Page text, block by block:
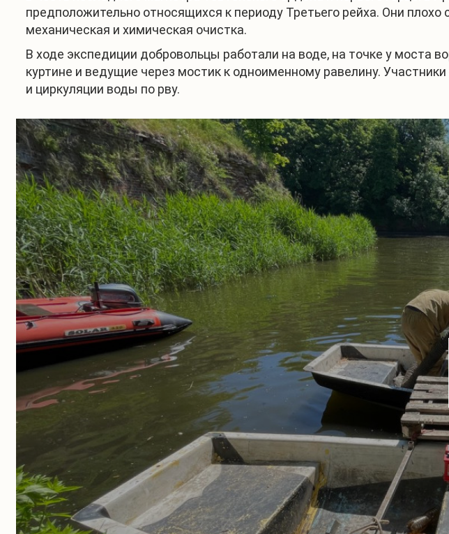
предположительно относящихся к периоду Третьего рейха. Они
механическая и химическая очистка.
В ходе экспедиции добровольцы работали на воде, на точке у моста
куртине и ведущие через мостик к одноименному равелину.
и циркуляции воды по рву.